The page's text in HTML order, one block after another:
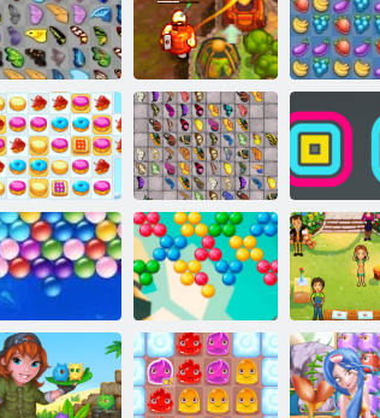
Kelebek Kyodai Lanetli Hazine 2 Fruit
Kurabiye ezmesi
2
Kelebek Kyodai
HD
Kare
Sonsuz Bubbles
Bubble Shooter
Sonsuz
Emily'nin
Sweet